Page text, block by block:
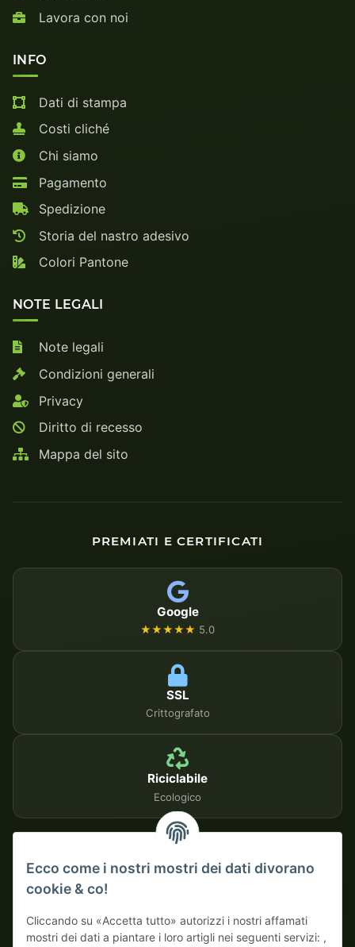
Lavora con noi
INFO
Dati di stampa
Costi cliché
Chi siamo
Pagamento
Spedizione
Storia del nastro adesivo
Colori Pantone
NOTE LEGALI
Note legali
Condizioni generali
Privacy
Diritto di recesso
Mappa del sito
PREMIATI E CERTIFICATI
Google
★★★★★ 5.0
SSL
Crittografato
Riciclabile
Ecologico
Su fattura
Ecco come i nostri mostri dei dati divorano
cookie & co!
Cliccando su «Accetta tutto» autorizzi i nostri affamati
mostri dei dati a piantare i loro artigli nei seguenti servizi: ,